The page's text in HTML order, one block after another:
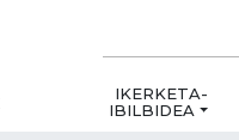
IKERKETA-
IBILBIDEA